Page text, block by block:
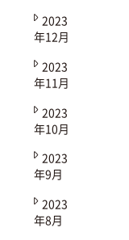
2023
年12月
2023
年11月
2023
年10月
2023
年9月
2023
年8月